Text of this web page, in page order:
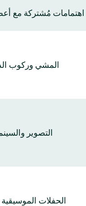
المشي وركوب
التصوير
الحفلات